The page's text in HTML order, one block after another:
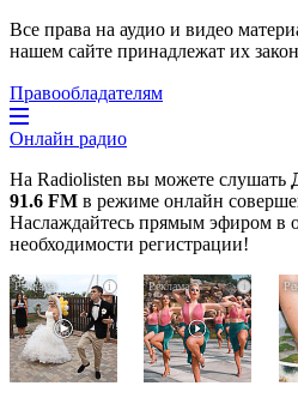
Все права на аудио и видео
нашем сайте принадлежат их
Правообладателям
Онлайн радио
На Radiolisten вы можете слушать
91.6 FM в режиме онлайн
Наслаждайтесь прямым эфиром в
необходимости регистрации!
i
Этот
танец
невесты
оставит
вас
i
Ржу
это